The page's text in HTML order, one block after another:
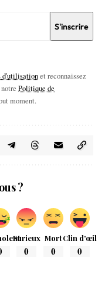
d'utilisationet reconnaissez
Politique de
moment.
?
Furieux
0
Mort
0
Clin d'œil
0